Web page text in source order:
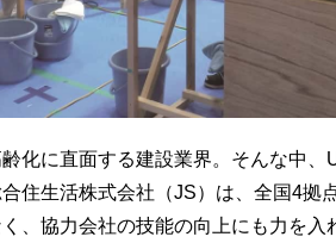
化に直面する建設業界。そんな中、
住生活株式会社（JS）は、全国4拠
、協力会社の技能の向上にも力を入